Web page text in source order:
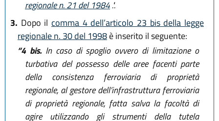
regionale n. 21 del 1984.".
3. Dopo il comma 4 dell’articolo 23 bis della legge
regionale n. 30 del 1998è inserito il seguente:
“4 bis.In caso di spoglio ovvero di limitazione o
turbativa del possesso delle aree facenti parte
della consistenza ferroviaria di proprietà
regionale, al gestore dell’infrastruttura ferroviaria
di proprietà regionale, fatta salva la facoltà di
agire utilizzando gli strumenti della tutela